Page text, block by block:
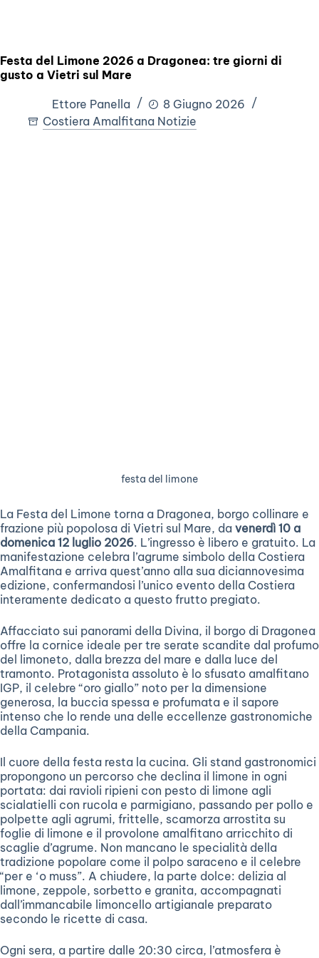
Festa del Limone 2026 a Dragonea: tre giorni di
gusto a Vietri sul Mare
Ettore Panella
8 Giugno 2026
Costiera Amalfitana Notizie
festa del limone
La Festa del Limone torna a Dragonea, borgo collinare e
frazione più popolosa di Vietri sul Mare, da venerdì 10 a
domenica 12 luglio 2026. L’ingresso è libero e gratuito. La
manifestazione celebra l’agrume simbolo della Costiera
Amalfitana e arriva quest’anno alla sua diciannovesima
edizione, confermandosi l’unico evento della Costiera
interamente dedicato a questo frutto pregiato.
Affacciato sui panorami della Divina, il borgo di Dragonea
offre la cornice ideale per tre serate scandite dal profumo
del limoneto, dalla brezza del mare e dalla luce del
tramonto. Protagonista assoluto è lo sfusato amalfitano
IGP, il celebre “oro giallo” noto per la dimensione
generosa, la buccia spessa e profumata e il sapore
intenso che lo rende una delle eccellenze gastronomiche
della Campania.
Il cuore della festa resta la cucina. Gli stand gastronomici
propongono un percorso che declina il limone in ogni
portata: dai ravioli ripieni con pesto di limone agli
scialatielli con rucola e parmigiano, passando per pollo e
polpette agli agrumi, frittelle, scamorza arrostita su
foglie di limone e il provolone amalfitano arricchito di
scaglie d’agrume. Non mancano le specialità della
tradizione popolare come il polpo saraceno e il celebre
“per e ‘o muss”. A chiudere, la parte dolce: delizia al
limone, zeppole, sorbetto e granita, accompagnati
dall’immancabile limoncello artigianale preparato
secondo le ricette di casa.
Ogni sera, a partire dalle 20:30 circa, l’atmosfera è